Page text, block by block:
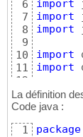
37
38
</
20
21
22
23
24
25
26
27
}
6
7
8
9
10
11
12
13
14
16
import
import
import
import
import
public
La définition
Code java :
1
package